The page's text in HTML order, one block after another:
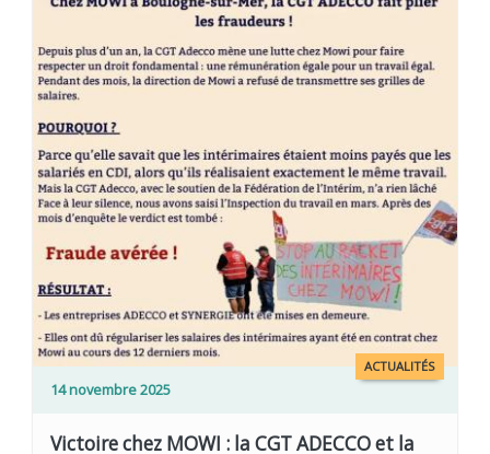
ACTUALITÉS
14 novembre 2025
Victoire chez MOWI : la CGT ADECCO et la